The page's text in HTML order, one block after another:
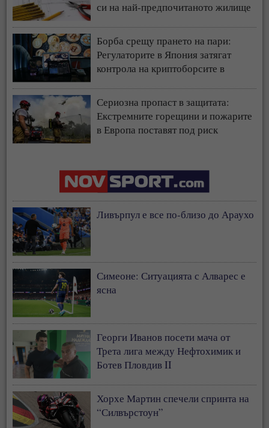
си на най-предпочитаното жилище
Борба срещу прането на пари:
Регулаторите в Япония затягат
контрола на криптоборсите в
Сериозна пропаст в защитата:
Екстремните горещини и пожарите
в Европа поставят под риск
Ливърпул е все по-близо до Араухо
Симеоне: Ситуацията с Алварес е
ясна
Георги Иванов посети мача от
Трета лига между Нефтохимик и
Ботев Пловдив II
Хорхе Мартин спечели спринта на
“Силвърстоун”